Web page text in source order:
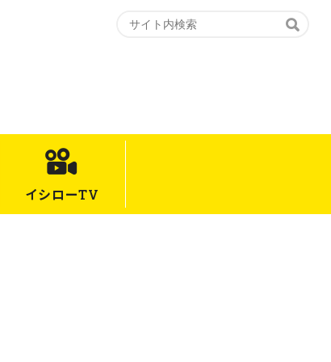
イシローTV